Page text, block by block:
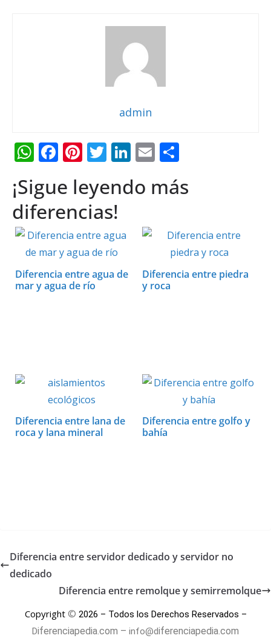
admin
W
at
s
A
p
p
F
e
b
o
o
k
Pi
er
e
st
T
itt
er
Li
k
dI
E
ai m
ar
ti
r
¡Sigue leyendo más
diferencias!
Diferencia entre agua de
mar y agua de río
Diferencia entre piedra
y roca
Diferencia entre lana de
roca y lana mineral
Diferencia entre golfo y
bahía
Diferencia entre servidor dedicado y servidor no
dedicado
Diferencia entre remolque y semirremolque
Copyright © 2026 – Todos los Derechos Reservados –
Diferenciapedia.com – info@diferenciapedia.com